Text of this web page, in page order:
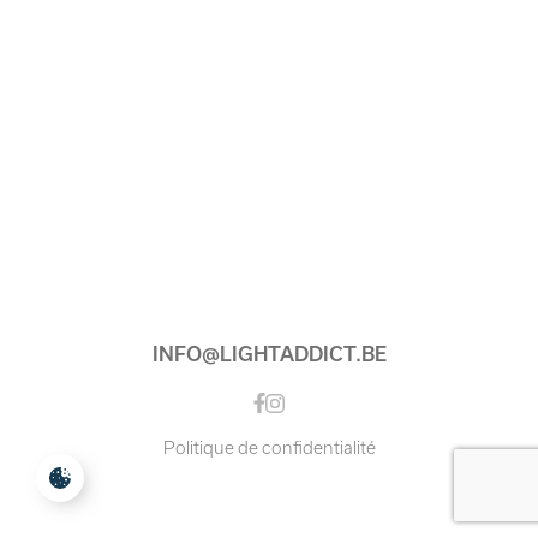
INFO@LIGHTADDICT.BE
Politique de confidentialité